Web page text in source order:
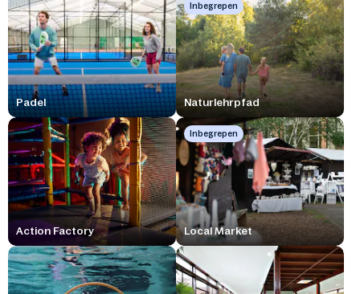
Padel
Inbegrepen
Naturlehrpfad
Action Factory
Inbegrepen
Local Market